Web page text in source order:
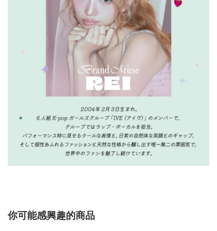
你可能感興趣的商品